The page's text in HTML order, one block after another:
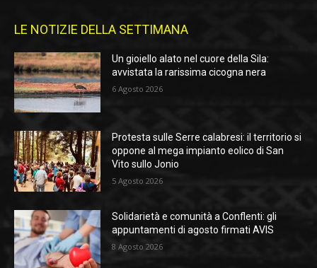
LE NOTIZIE DELLA SETTIMANA
Un gioiello alato nel cuore della Sila:
avvistata la rarissima cicogna nera
6 Agosto 2026
Protesta sulle Serre calabresi: il territorio si
oppone al mega impianto eolico di San
Vito sullo Jonio
5 Agosto 2026
Solidarietà e comunità a Conflenti: gli
appuntamenti di agosto firmati AVIS
8 Agosto 2026